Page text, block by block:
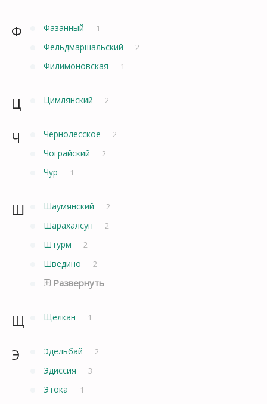
Ф Фазанный 1
Фельдмаршальский 2
Филимоновская 1
Ц Цимлянский 2
Ч Чернолесское 2
Чограйский 2
Чур 1
Ш Шаумянский 2
Шарахалсун 2
Штурм 2
Шведино 2
Развернуть
Щ Щелкан 1
Э Эдельбай 2
Эдиссия 3
Этока 1